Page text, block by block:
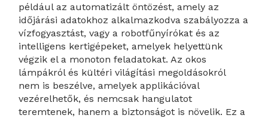
például az automatizált öntözést, amely az
időjárási adatokhoz alkalmazkodva szabályozza a
vízfogyasztást, vagy a robotfűnyírókat és az
intelligens kertigépeket, amelyek helyettünk
végzik el a monoton feladatokat. Az okos
lámpákról és kültéri világítási megoldásokról
nem is beszélve, amelyek applikációval
vezérelhetők, és nemcsak hangulatot
teremtenek, hanem a biztonságot is növelik. Ez a